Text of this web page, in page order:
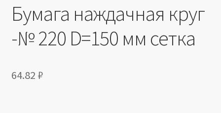
Бумага наждачная круг
-№ 220 D=150 мм сетка
64.82 ₽